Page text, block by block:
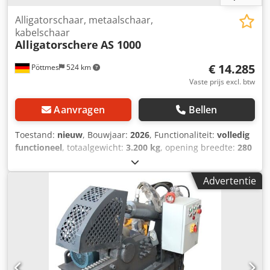
Pöttmes 524 km
Alligatorschaar, metaalschaar,
kabelschaar
Alligatorschere AS 1000
€ 14.285
Vaste prijs excl. btw
Aanvragen Bellen
Toestand: nieuw, Bouwjaar: 2026, Functionaliteit: volledig
functioneel, totaalgewicht: 3.200 kg, opening breedte: 280
2.050 mm
totale hoogte:1.200 mm, snijkracht:100 t, snijlengte
, Alligatorschaar 100 ton – 11 kW |
Krachtige metaalschaar voor recycling & industrie Deze
robuuste alligatorschaar is de ideale oplossing voor het
efficiënt knippen van metalen in de recyclingsector,
werkplaatsen of industriële toepassingen. Dankzij haar
enorme snijkracht en stabiele constructie is ze ontworpen
voor continu gebruik onder zware belasting. Aangedreven
Advertentie